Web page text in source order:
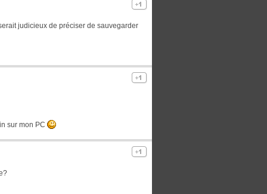
judicieux de préciser de sauvegarder
sur mon PC